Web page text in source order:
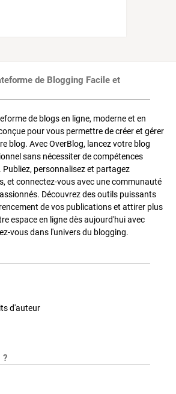
de Blogging Facile et
de blogs en ligne, moderne et en
pour vous permettre de créer et gérer
blog. Avec OverBlog, lancez votre blog
sans nécessiter de compétences
personnalisez et partagez
et connectez-vous avec une communauté
Découvrez des outils puissants
de vos publications et attirer plus
espace en ligne dès aujourd'hui avec
vous dans l'univers du blogging.
d'auteur
?